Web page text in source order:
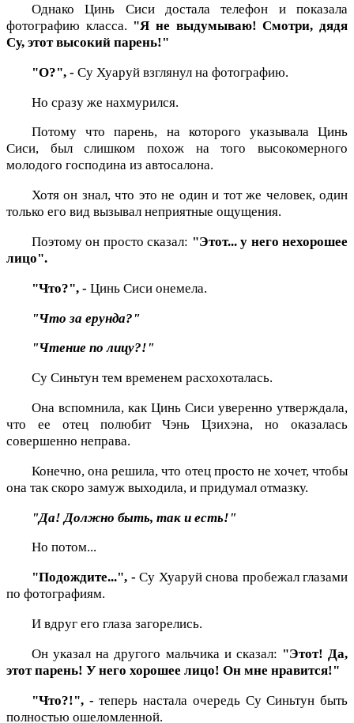
Однако Цинь Сиси достала телефон и показала
фотографию класса. "Я не выдумываю! Смотри, дядя
Су, этот высокий парень!"
"О?", - Су Хуаруй взглянул на фотографию.
Но сразу же нахмурился.
Потому что парень, на которого указывала Цинь
Сиси, был слишком похож на того высокомерного
молодого господина из автосалона.
Хотя он знал, что это не один и тот же человек, один
только его вид вызывал неприятные ощущения.
Поэтому он просто сказал: "Этот... у него нехорошее
лицо".
"Что?", - Цинь Сиси онемела.
"Что за ерунда?"
"Чтение по лицу?!"
Су Синьтун тем временем расхохоталась.
Она вспомнила, как Цинь Сиси уверенно утверждала,
что ее отец полюбит Чэнь Цзихэна, но оказалась
совершенно неправа.
Конечно, она решила, что отец просто не хочет, чтобы
она так скоро замуж выходила, и придумал отмазку.
"Да! Должно быть, так и есть!"
Но потом...
"Подождите...", - Су Хуаруй снова пробежал глазами
по фотографиям.
И вдруг его глаза загорелись.
Он указал на другого мальчика и сказал: "Этот! Да,
этот парень! У него хорошее лицо! Он мне нравится!"
"Что?!", -теперь настала очередь Су Синьтун быть
полностью ошеломленной.